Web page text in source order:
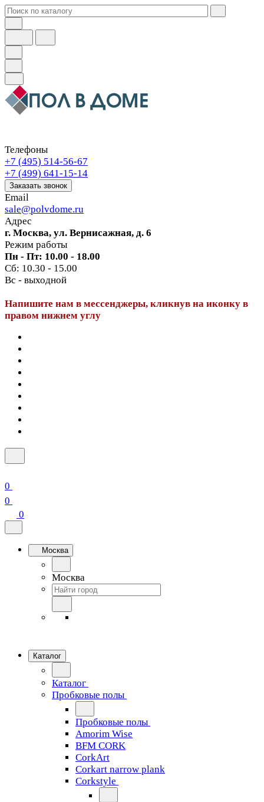
Телефоны
+7 (495) 514-56-67
+7 (499) 641-15-14
Заказать звонок
Email
sale@polvdome.ru
Адрес
г. Москва, ул. Вернисажная, д. 6
Режим работы
Пн - Пт: 10.00 - 18.00
Сб: 10.30 - 15.00
Вс - выходной
Напишите нам в мессенджеры, кликнув на иконку в
правом нижнем углу
0
0
0
Москва
Москва
Каталог
Каталог
Пробковые полы
Пробковые полы
Amorim Wise
BFM CORK
CorkArt
Corkart narrow plank
Corkstyle